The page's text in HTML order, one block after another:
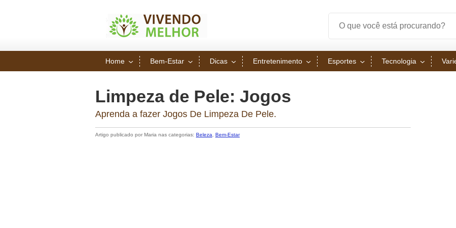
Home Bem-Estar Dicas Entretenimento Esportes Tecnologia
Limpeza de Pele: Jogos
Aprenda a fazer Jogos De Limpeza De Pele.
Artigo publicado por Maria nas categorias: Beleza Bem-Estar